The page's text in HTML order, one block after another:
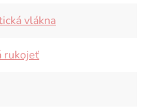
vlákna
rukojeť